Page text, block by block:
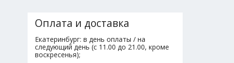
Оплата и доставка
Екатеринбург: в день оплаты / на
следующий день (с 11.00 до 21.00, кроме
воскресенья);